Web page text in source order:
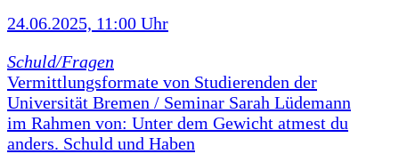
24.06.2025, 11:00 Uhr
Schuld/Fragen
Vermittlungsformate von Studierenden der
Universität Bremen / Seminar Sarah Lüdemann
im Rahmen von: Unter dem Gewicht atmest du
anders. Schuld und Haben